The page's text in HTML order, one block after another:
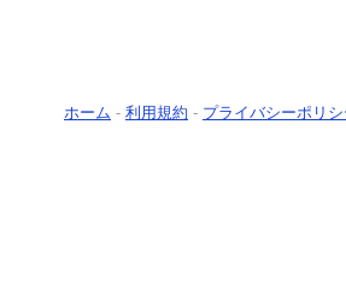
ホーム - 利用規約 - プライバシーポリシ